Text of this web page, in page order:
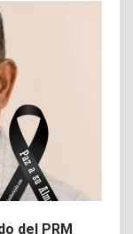
del PRM